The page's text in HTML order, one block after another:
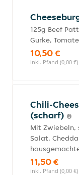
125g Beef
Gurke,
10,50 €
inkl. Pfand (0,00 €)
Chili-
(scharf)
Mit Zwiebeln,
Salat,
11,50 €
inkl. Pfand (0,00 €)